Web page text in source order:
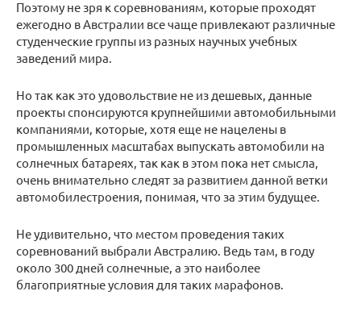
Поэтому не зря к соревнованиям, которые проходят
ежегодно в Австралии все чаще привлекают различные
студенческие группы из разных научных учебных
заведений мира.
Но так как это удовольствие не из дешевых, данные
проекты спонсируются крупнейшими автомобильными
компаниями, которые, хотя еще не нацелены в
промышленных масштабах выпускать автомобили на
солнечных батареях, так как в этом пока нет смысла,
очень внимательно следят за развитием данной ветки
автомобилестроения, понимая, что за этим будущее.
Не удивительно, что местом проведения таких
соревнований выбрали Австралию. Ведь там, в году
около 300 дней солнечные, а это наиболее
благоприятные условия для таких марафонов.